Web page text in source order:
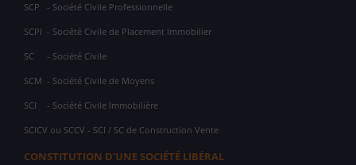
SCP - Société Civile Professionnelle
SCPI - Société Civile de Placement Immobilier
SC - Société Civile
SCM - Société Civile de Moyens
SCI - Société Civile Immobilière
SCICV ou SCCV - SCI / SC de Construction Vente
CONSTITUTION D'UNE SOCIÉTÉ LIBÉRAL